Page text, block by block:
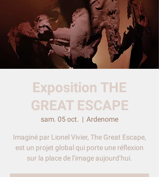
Exposition THE
GREAT ESCAPE
sam. 05 oct.
  |
Ardenome
Imaginé par Lionel Vivier, The Great Escape,
est un projet global qui porte une réflexion
sur la place de l’image aujourd’hui.